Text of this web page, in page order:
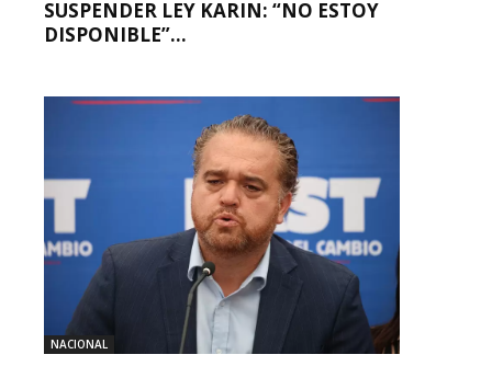
SUSPENDER LEY KARIN: “NO ESTOY
DISPONIBLE”...
NACIONAL